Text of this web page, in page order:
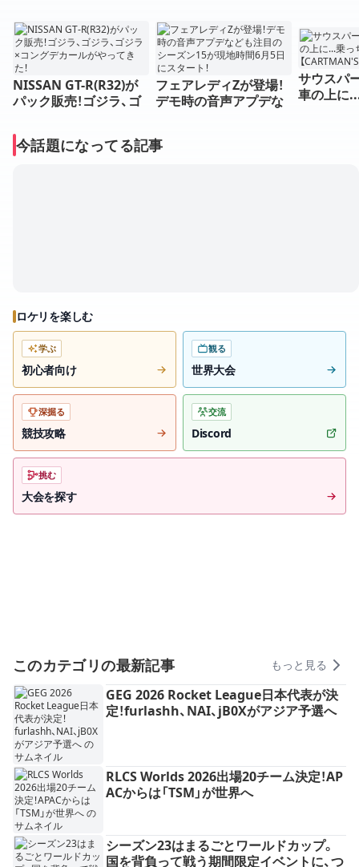
NISSAN GT-R(R32)が
パック販売！ゴジラ、ゴ
カールがやってきた！
フェアレディZが登場！
デモ時の音声アプデな
タート！
サウスパ
車の上に
今話題になってる記事
ロケリを楽しむ
学ぶ
初心者向け
観る
世界大会
深掘る
競技攻略
交流
Discord
挑む
大会を探す
このカテゴリの最新記事 もっと見る
GEG 2026 Rocket League日本代表が決
定！furlashh、NAI、jB0Xがアジア予選へ
RLCS Worlds 2026出場20チーム決定！AP
ACからは「TSM」が世界へ
シーズン23はまるごとワールドカップ。
国を背負って戦う期間限定イベントに、つ